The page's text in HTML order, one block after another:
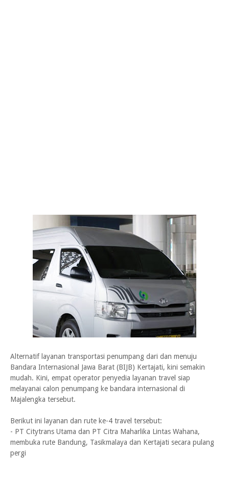
Alternatif layanan transportasi penumpang dari dan menuju
Bandara Internasional Jawa Barat (BIJB) Kertajati, kini semakin
mudah. Kini, empat operator penyedia layanan travel siap
melayanai calon penumpang ke bandara internasional di
Majalengka tersebut.
Berikut ini layanan dan rute ke-4 travel tersebut:
- PT Citytrans Utama dan PT Citra Maharlika Lintas Wahana,
membuka rute Bandung, Tasikmalaya dan Kertajati secara pulang
pergi